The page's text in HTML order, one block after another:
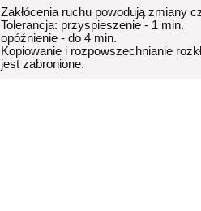
Zakłócenia ruchu powodują zmiany
Tolerancja: przyspieszenie - 1 min.
opóźnienie - do 4 min.
Kopiowanie i rozpowszechnianie
jest zabronione.